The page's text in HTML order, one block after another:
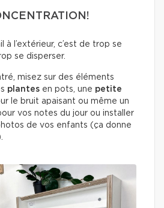
à l’extérieur, c’est de trop se
se disperser.
misez sur des éléments
plantes en pots, une petite
le bruit apaisant ou même un
vos notes du jour ou installer
de vos enfants (ça donne